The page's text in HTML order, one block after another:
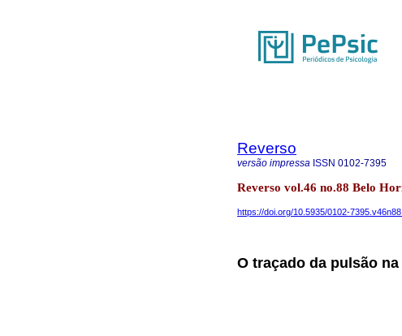
Reverso
versão impressa ISSN 0102-7395
Reverso vol.46 no.88 Belo
https://doi.org/10.5935/0102-
O traçado da pulsão